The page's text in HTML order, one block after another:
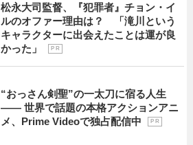
松永大司監督、『犯罪者』チョン・イ
ルのオファー理由は？ 「滝川という
キャラクターに出会えたことは運が良
かった」
P R
“おっさん剣聖”の一太刀に宿る人生
―― 世界で話題の本格アクションアニ
メ、Prime Videoで独占配信中
P R